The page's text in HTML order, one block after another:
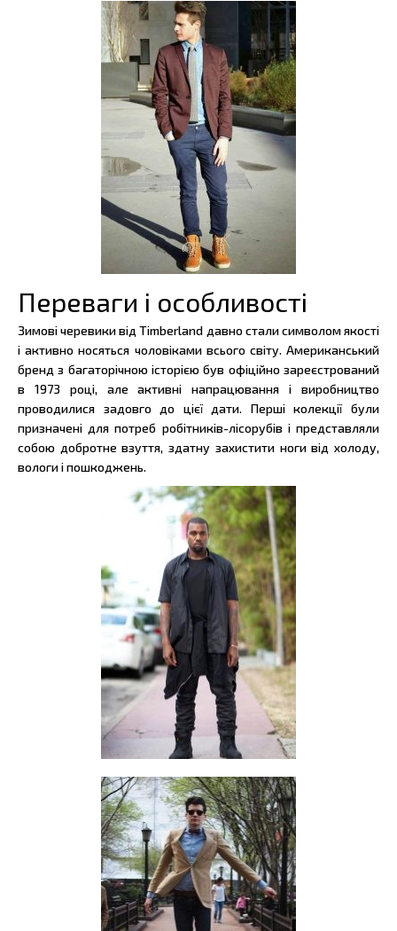
Переваги і особливості
Зимові черевики від Timberland давно стали символом якості
і активно носяться чоловіками всього світу. Американський
бренд з багаторічною історією був офіційно зареєстрований
в 1973 році, але активні напрацювання і виробництво
проводилися задовго до цієї дати. Перші колекції були
призначені для потреб робітників-лісорубів і представляли
собою добротне взуття, здатну захистити ноги від холоду,
вологи і пошкоджень.